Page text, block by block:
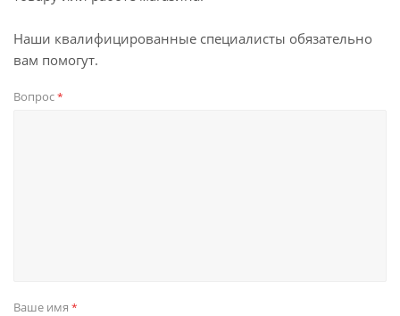
Наши квалифицированные специалисты обязательно
вам помогут.
Вопрос*
Ваше имя *